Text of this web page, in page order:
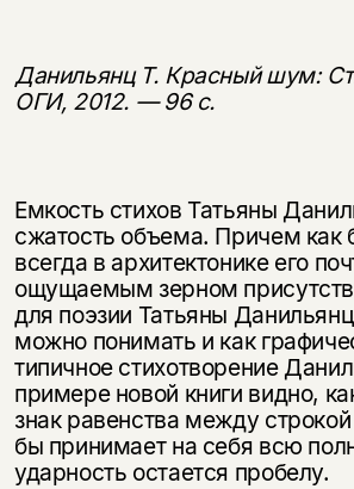
Данильянц Т. Красный шум:
ОГИ, 2012. — 96 с.
Емкость стихов Татьяны
сжатость объема. Причем как
всегда в архитектонике его
ощущаемым зерном
для поэзии Татьяны
можно понимать и как
типичное стихотворение
примере новой книги видно,
знак равенства между
бы принимает на себя всю
ударность остается пробелу.